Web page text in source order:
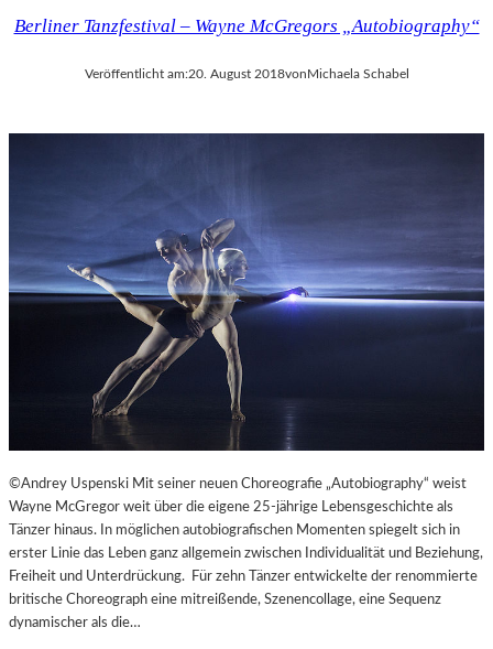
Berliner Tanzfestival – Wayne McGregors „Autobiography“
Veröffentlicht am:20. August 2018vonMichaela Schabel
©Andrey Uspenski Mit seiner neuen Choreografie „Autobiography“ weist
Wayne McGregor weit über die eigene 25-jährige Lebensgeschichte als
Tänzer hinaus. In möglichen autobiografischen Momenten spiegelt sich in
erster Linie das Leben ganz allgemein zwischen Individualität und Beziehung,
Freiheit und Unterdrückung. Für zehn Tänzer entwickelte der renommierte
britische Choreograph eine mitreißende, Szenencollage, eine Sequenz
dynamischer als die…